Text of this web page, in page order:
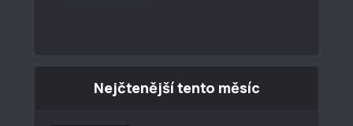
Nejčtenější tento měsíc